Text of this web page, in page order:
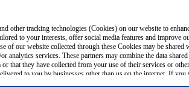
other tracking technologies (Cookies) on our website to
to your interests, offer social media features and improve
of our website collected through these Cookies may be
analytics services. These partners may combine the data
that they have collected from your use of their services or
to you by businesses other than us on the internet. If